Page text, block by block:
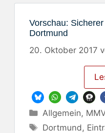
Vorschau:
Dortmund
20. Oktober 2017
Kategorien
Allgemein,
Schlagwörter
Dortmund ,